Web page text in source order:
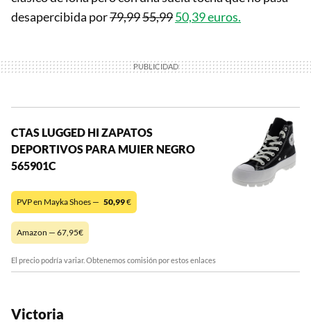
desapercibida por79,9955,9950,39 euros.
CTAS LUGGED HI ZAPATOS
DEPORTIVOS PARA MUIER NEGRO
565901C
PVP en Mayka Shoes — 50,99€
Amazon — 67,95€
El precio podría variar. Obtenemos comisión por estos enlaces
Victoria